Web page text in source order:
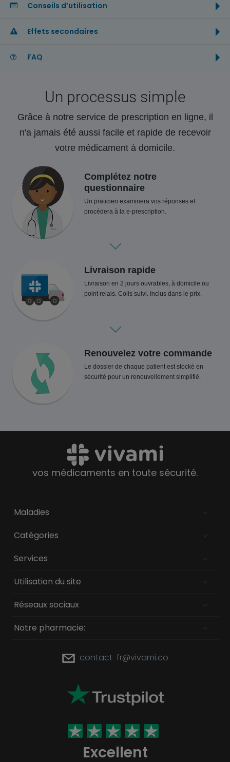
Conseils d’utilisation
Effets secondaires
FAQ
Un processus simple
Grâce à notre service de prescription en ligne, il
n'a jamais été aussi facile et rapide de recevoir
votre médicament à domicile.
Complétez notre
questionnaire
Un praticien examinera vos réponses et
procédera à la e-prescription.
Livraison rapide
Livraison en 2 jours ouvrables, à domicile ou
point relais. Colis suivi. Inclus dans le prix.
Renouvelez votre commande
Le dossier de chaque patient est stocké en
sécurité pour un renouvellement simplifié.
vos médicaments en toute sécurité.
Maladies
Catégories
Services
Utilisation du site
Réseaux sociaux
Notre pharmacie:
contact-fr@vivami.co
Excellent